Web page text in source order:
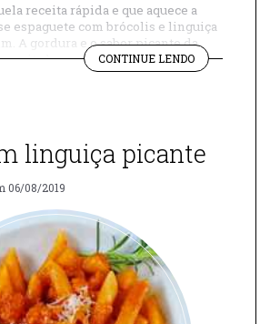
receita rápida e que aquece a
espaguete com brócolis e linguiça
A gordura e o sabor picante da
muito bem com o leve amargor do
é um prato bem equilibrado.
CONTINUE LENDO
COM
linguiça picante
06/08/2019